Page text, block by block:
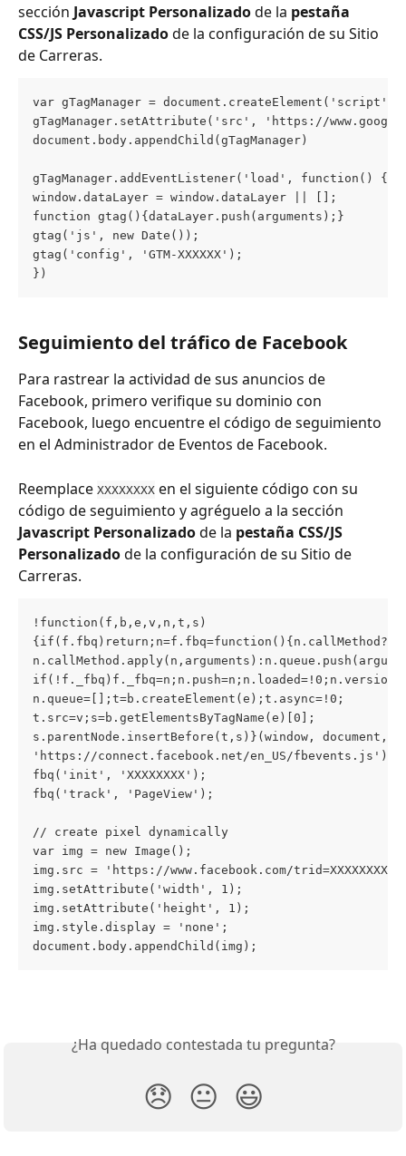
sección Javascript Personalizado de la pestaña
CSS/JS Personalizado de la configuración de su Sitio
de Carreras.
var gTagManager = document.createElement('script');
gTagManager.setAttribute('src', 'https://
document.body.appendChild(gTagManager)
gTagManager.addEventListener('load', function() {
window.dataLayer = window.dataLayer || [];
function gtag(){dataLayer.push(arguments);}
gtag('js', new Date());
gtag('config', 'GTM-XXXXXX');
})
Seguimiento del tráfico de Facebook
Para rastrear la actividad de sus anuncios de
Facebook, primero verifique su dominio con
Facebook, luego encuentre el código de seguimiento
en el Administrador de Eventos de Facebook.
Reemplace XXXXXXXX en el siguiente código con su
código de seguimiento y agréguelo a la sección
Javascript Personalizado de la pestaña CSS/JS
Personalizado de la configuración de su Sitio de
Carreras.
!function(f,b,e,v,n,t,s)
{if(f.fbq)return;n=f.fbq=function(){n.callMethod?
n.queue=[];t=b.createElement(e);t.async=!0;
t.src=v;s=b.getElementsByTagName(e)[0];
s.parentNode.insertBefore(t,s)}(window,
'https://connect.facebook.net/en_US/fbevents.js');
fbq('init', 'XXXXXXXX');
fbq('track', 'PageView');
// create pixel dynamically
var img = new Image();
img.src = 'https://www.facebook.com/
img.setAttribute('width', 1);
img.setAttribute('height', 1);
img.style.display = 'none';
document.body.appendChild(img);
¿Ha quedado contestada tu pregunta?
😞 😐 😃